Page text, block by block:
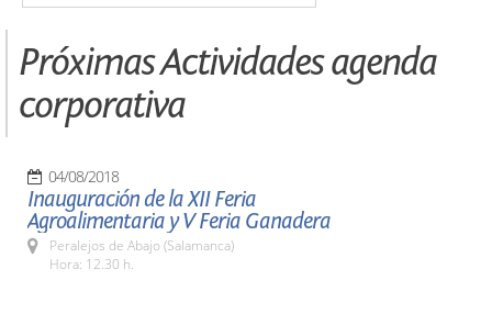
Próximas Actividades agenda
corporativa
04/08/2018
Inauguración de la XII Feria
Agroalimentaria y V Feria Ganadera
Peralejos de Abajo (Salamanca)
Hora: 12.30 h.